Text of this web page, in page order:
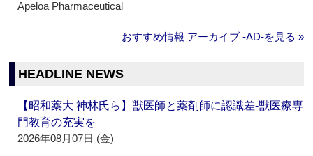
Apeloa Pharmaceutical
おすすめ情報 アーカイブ ‐AD‐を見る »
HEADLINE NEWS
【昭和薬大 神林氏ら】獣医師と薬剤師に認識差‐獣医療専
門教育の充実を
2026年08月07日 (金)